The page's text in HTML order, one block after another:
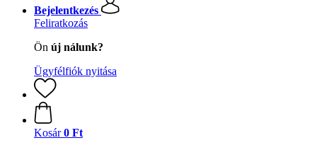
Bejelentkezés
Feliratkozás
Ön új nálunk?
Ügyfélfiók nyitása
Kosár 0 Ft